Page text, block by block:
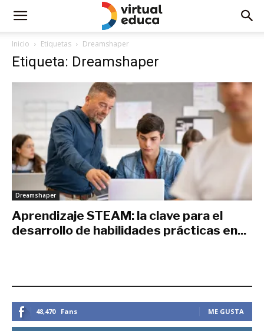
Inicio Etiquetas Dreamshaper
Etiqueta: Dreamshaper
Dreamshaper
Aprendizaje STEAM: la clave para el
desarrollo de habilidades prácticas en...
48,470 Fans ME GUSTA